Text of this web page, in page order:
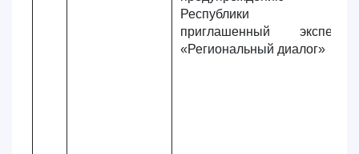
Республики
приглашенный
«Региональный диалог»